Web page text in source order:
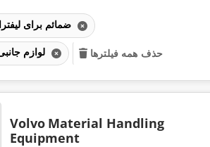
ضمائم برای لیفتراک
لوازم جانبی و قطعات یدکی برای تجهیزات الحاقی (لیفتراک) حذف همه فیلترها
Volvo Material Handling
Equipment